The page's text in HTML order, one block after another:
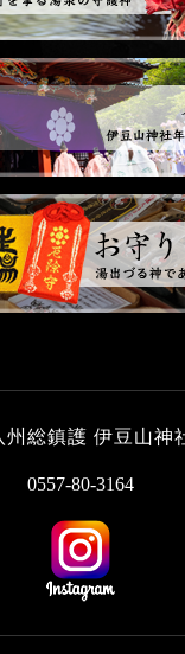
州総鎮護 伊豆山神
0557-80-3164